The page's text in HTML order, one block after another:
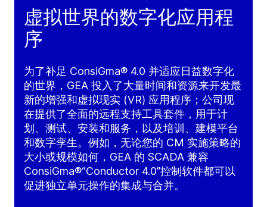
虚拟世界的数字化应用程
序
为了补足 ConsiGma® 4.0 并适应日益数字化
的世界，GEA 投入了大量时间和资源来开发最
新的增强和虚拟现实 (VR) 应用程序；公司现
在提供了全面的远程支持工具套件，用于计
划、测试、安装和服务，以及培训、建模平台
和数字孪生。例如，无论您的 CM 实施策略的
大小或规模如何，GEA 的 SCADA 兼容
ConsiGma®“Conductor 4.0”控制软件都可以
促进独立单元操作的集成与合并。